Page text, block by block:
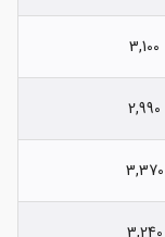
3,100
2,990
3,370